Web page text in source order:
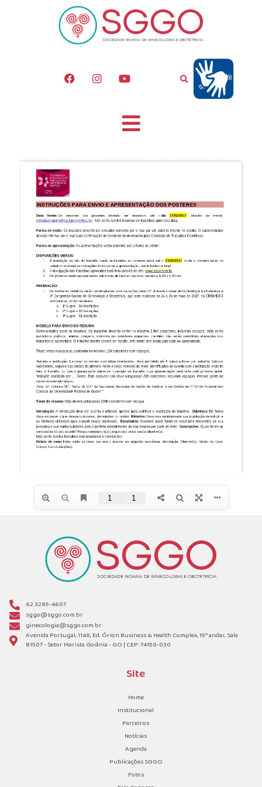
62 3285-4607
sggo@sggo.com.br
ginecologia@sggo.com.br
Avenida Portugal, 1148, Ed. Órion Business & Health Complex, 15º andar, Sala
B1507 - Setor Marista Goiânia - GO | CEP: 74150-030
Site
Home
Institucional
Parceiros
Notícias
Agenda
Publicações SGGO
Fotos